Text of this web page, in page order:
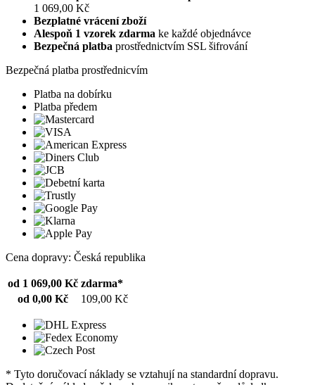
1 069,00 Kč
Bezplatné vrácení zboží
Alespoň 1 vzorek zdarma ke každé objednávce
Bezpečná platba prostřednictvím SSL šifrování
Bezpečná platba prostřednicvím
Platba na dobírku
Platba předem
Cena dopravy: Česká republika
od 1 069,00 Kč zdarma*
od 0,00 Kč
109,00 Kč
* Tyto doručovací náklady se vztahují na standardní dopravu.